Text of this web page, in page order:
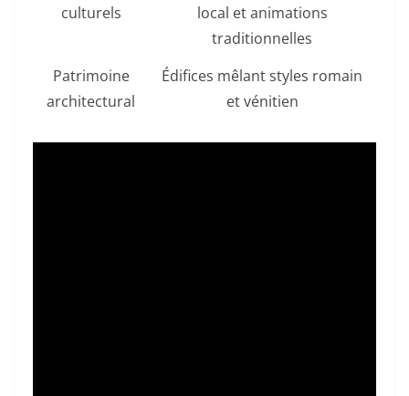
culturels
local et animations
traditionnelles
Patrimoine
architectural
Édifices mêlant styles romain
et vénitien